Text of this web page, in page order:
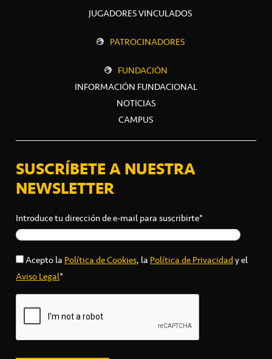
JUGADORES VINCULADOS
PATROCINADORES
FUNDACIÓN
INFORMACIÓN FUNDACIONAL
NOTICIAS
CAMPUS
SUSCRÍBETE A NUESTRA
NEWSLETTER
Introduce tu dirección de e-mail para suscribirte*
Acepto la Política de Cookies, la Política de Privacidady el
Aviso Legal*